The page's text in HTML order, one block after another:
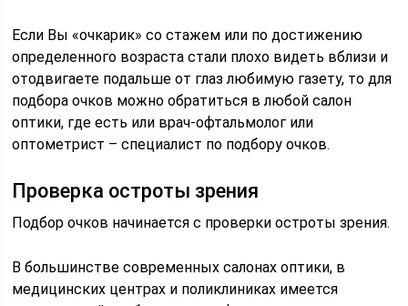
Если Вы «очкарик» со стажем или по достижению
определенного возраста стали плохо видеть вблизи и
отодвигаете подальше от глаз любимую газету, то для
подбора очков можно обратиться в любой салон
оптики, где есть или врач-офтальмолог или
оптометрист – специалист по подбору очков.
Проверка остроты зрения
Подбор очков начинается с проверки остроты зрения.
В большинстве современных салонах оптики, в
медицинских центрах и поликлиниках имеется